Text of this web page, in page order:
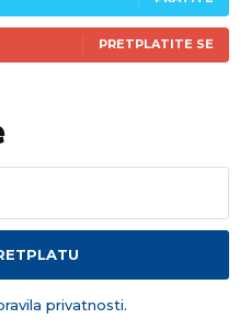
PRETPLATITE SE
privatnosti.